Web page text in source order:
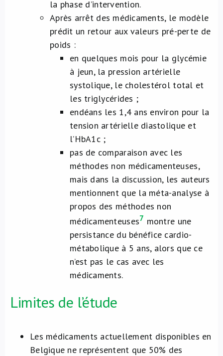
la phase d’intervention.
Après arrêt des médicaments, le modèle
prédit un retour aux valeurs pré-perte de
poids :
en quelques mois pour la glycémie
à jeun, la pression artérielle
systolique, le cholestérol total et
les triglycérides ;
endéans les 1,4 ans environ pour la
tension artérielle diastolique et
l’HbA1c ;
pas de comparaison avec les
méthodes non médicamenteuses,
mais dans la discussion, les auteurs
mentionnent que la méta-analyse à
propos des méthodes non
médicamenteuses7 montre une
persistance du bénéfice cardio-
métabolique à 5 ans, alors que ce
n’est pas le cas avec les
médicaments.
Limites de l’étude
Les médicaments actuellement disponibles en
Belgique ne représentent que 50% des